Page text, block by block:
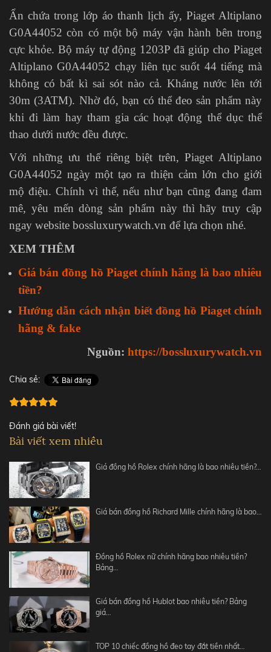
Ẩn chứa trong lớp áo thanh lịch ấy, Piaget Altiplano
G0A44052 còn có một bộ máy vận hành bên trong
cực khỏe. Bộ máy tự động 1203P đã giúp cho Piaget
Altiplano G0A44052 chạy liên tục suốt 44 tiếng mà
không có bất kì sai sót nào cả. Kháng nước lên tới
30m (3ATM). Nhờ đó, bạn có thể đeo sản phẩm này
khi đi làm hay tham gia các hoạt động thể dục thể
thao dưới nước đều được.
Với những ưu thế riêng biệt trên, Piaget Altiplano
G0A44052 ngày một tạo ra thiện cảm lớn cho giới
mộ điệu. Chính vì thế, nếu như bạn cũng đang đam
mê, yêu mến dòng sản phẩm này thì hãy truy cập
ngay website bossluxurywatch.vn để lựa chọn nhé.
XEM THÊM
Giá bán đồng hồ Piaget chính hãng là bao nhiêu
tiền?
Hướng dẫn cách nhận biết đồng hồ Piaget chính
hãng & fake
Nguồn: https://bossluxurywatch.vn
Chia sẻ:
Đánh giá bài viết!
Bài viết xem nhiều
Giá đồng hồ Rolex chính hãng là bao nhiêu tiền?…
Giá bán đồng hồ Richard Mille chính hãng là bao…
Đồng hồ Rolex nữ chính hãng bao nhiêu tiền?
Bảng…
Giá bán đồng hồ Hublot bao nhiêu tiền? Bảng
giá…
TOP 10 chiếc đồng hồ đeo tay đắt tiền nhất…